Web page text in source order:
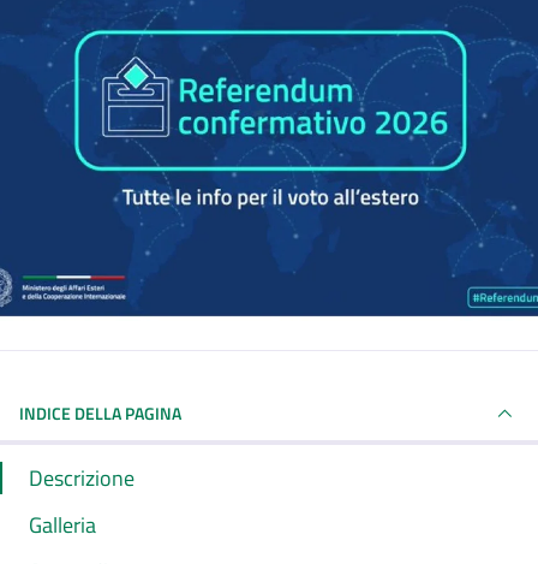
INDICE DELLA PAGINA
Descrizione
Galleria